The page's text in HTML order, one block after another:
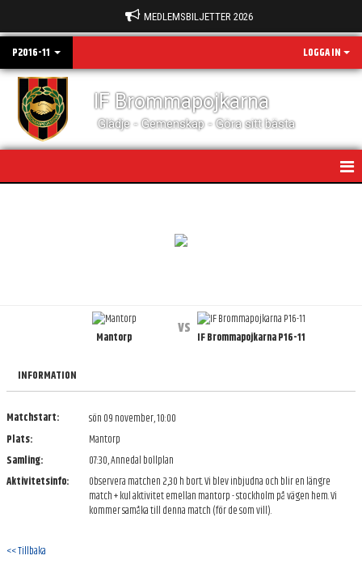
MEDLEMSBILJETTER 2026
P2016-11 LOGGA IN
IF Brommapojkarna
Glädje - Gemenskap - Göra sitt bästa
Mantorp vs IF Brommapojkarna P16-11
INFORMATION
Matchstart:
sön 09 november, 10:00
Plats:
Mantorp
Samling:
07:30, Annedal bollplan
Aktivitetsinfo:
Observera matchen 2,30 h bort. Vi blev inbjudna och blir en längre
match + kul aktivitet emellan mantorp - stockholm på vägen hem. Vi
kommer samåka till denna match (för de som vill).
<< Tillbaka